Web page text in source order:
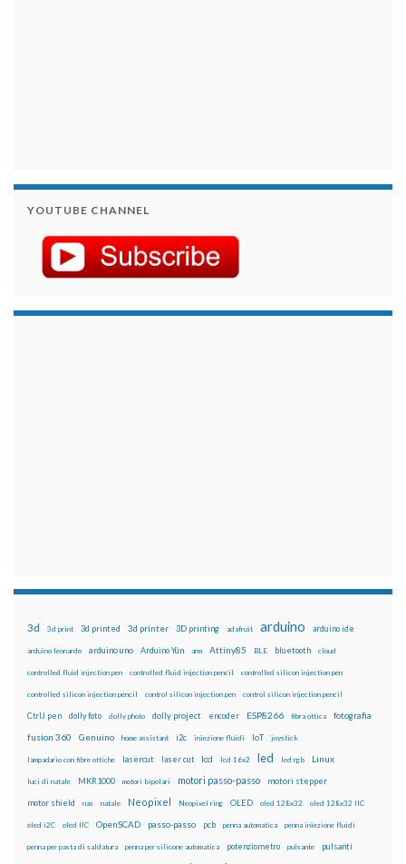
YOUTUBE CHANNEL
3d 3d print 3d printed 3d printer 3D printing adafruit arduino arduino ide
arduino leonardo arduino uno Arduino Yún arm Attiny85 BLE bluetooth cloud
controlled fluid injection pen controlled fluid injection pencil controlled silicon injection pen
controlled silicon injection pencil control silicon injection pen control silicon injection pencil
CtrlJ pen dolly foto dolly photo dolly project encoder ESP8266 fibra ottica fotografia
fusion 360 Genuino home assistant i2c iniezione fluidi IoT joystick
lampadario con fibre ottiche lasercut laser cut lcd lcd 16x2 led led rgb Linux
luci di natale MKR1000 motori bipolari motori passo-passo motori stepper
motor shield nas natale Neopixel Neopixel ring OLED oled 128x32 oled 128x32 IIC
oled i2C oled IIC OpenSCAD passo-passo pcb penna automatica penna iniezione fluidi
penna per pasta di saldatura penna per silicone automatica potenziometro pulsante pulsanti